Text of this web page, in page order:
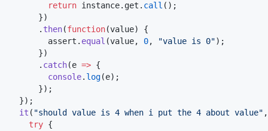
return instance. get . call ();
      })
      .
then(function(value) {
assert . equal (value, 0, "value is 0");
      })
      .
catch(e => {
console. log(e);
      });
  });
it ( "should value is 4 when i put the 4 about value"
try {